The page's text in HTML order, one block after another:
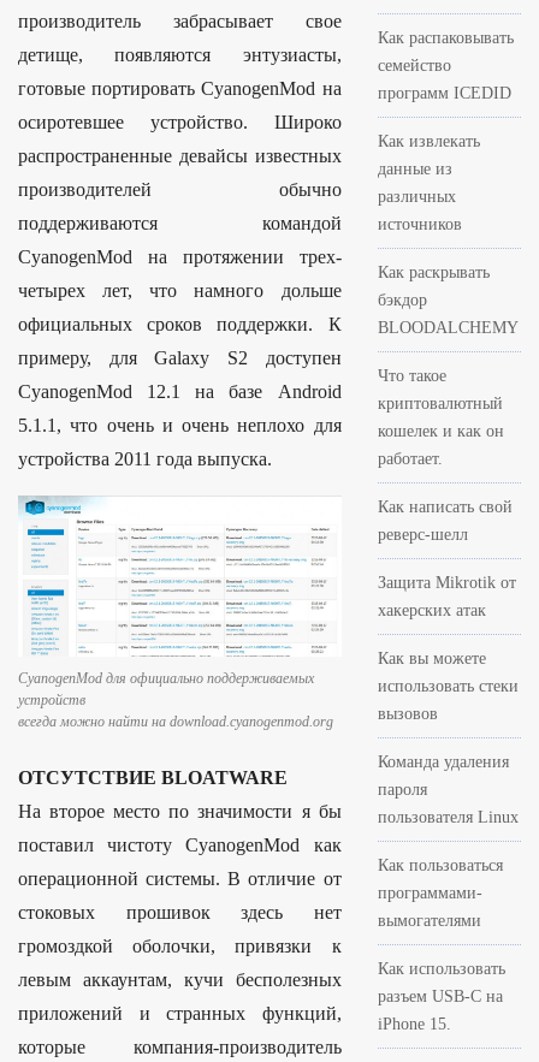
производитель забрасывает свое
детище, появляются энтузиасты,
готовые портировать CyanogenMod на
осиротевшее устройство. Широко
распространенные девайсы известных
производителей обычно
поддерживаются командой
CyanogenMod на протяжении трех-
четырех лет, что намного дольше
официальных сроков поддержки. К
примеру, для Galaxy S2 доступен
CyanogenMod 12.1 на базе Android
5.1.1, что очень и очень неплохо для
устройства 2011 года выпуска.
CyanogenMod для официально поддерживаемых
устройств
всегда можно найти на download.cyanogenmod.org
ОТСУТСТВИЕ BLOATWARE
На второе место по значимости я бы
поставил чистоту CyanogenMod как
операционной системы. В отличие от
стоковых прошивок здесь нет
громоздкой оболочки, привязки к
левым аккаунтам, кучи бесполезных
приложений и странных функций,
которые компания-производитель
Как распаковывать
семейство
программ ICEDID
Как извлекать
данные из
различных
источников
Как раскрывать
бэкдор
BLOODALCHEMY
Что такое
криптовалютный
кошелек и как он
работает.
Как написать свой
реверс-шелл
Защита Mikrotik от
хакерских атак
Как вы можете
использовать стеки
вызовов
Команда удаления
пароля
пользователя Linux
Как пользоваться
программами-
вымогателями
Как использовать
разъем USB-C на
iPhone 15.